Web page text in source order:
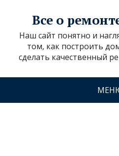
Все о
Наш сайт понятно и
том, как построить
сделать качественный